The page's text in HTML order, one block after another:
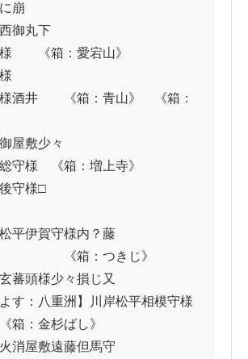
崩
御丸下
　　《箱：愛宕山》
酒井　　《箱：青山》　《箱：
屋敷少々
守様　《箱：増上寺》
守様□
平伊賀守様内？藤
　　　　《箱：つきじ》
蕃頭様少々損じ又
す：八重洲】川岸松平相模守様
箱：金杉ばし》
消屋敷遠藤但馬守